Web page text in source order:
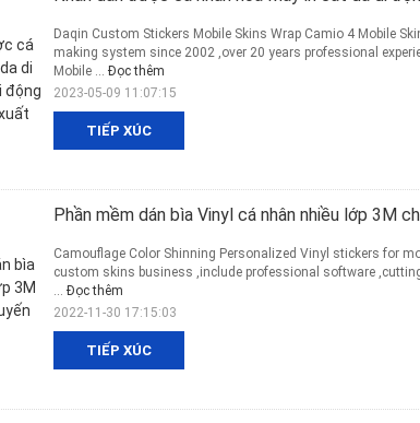
TIẾP XÚC
Daqin Custom Stickers Mobile Skins Wrap Camio 4 Mobile
making system since 2002 ,over 20 years professional
Mobile ... Đọc thêm
2023-05-09 11:07:15
Phần mềm dán bìa Vinyl cá nhân nhiều lớp 3M
TIẾP XÚC
Camouflage Color Shinning Personalized Vinyl stickers for
custom skins business ,include professional software
... Đọc thêm
2022-11-30 17:15:03